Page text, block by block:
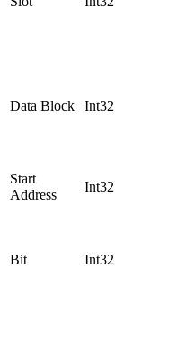
Data Block Int32
Start
Address
Int32
Bit Int32